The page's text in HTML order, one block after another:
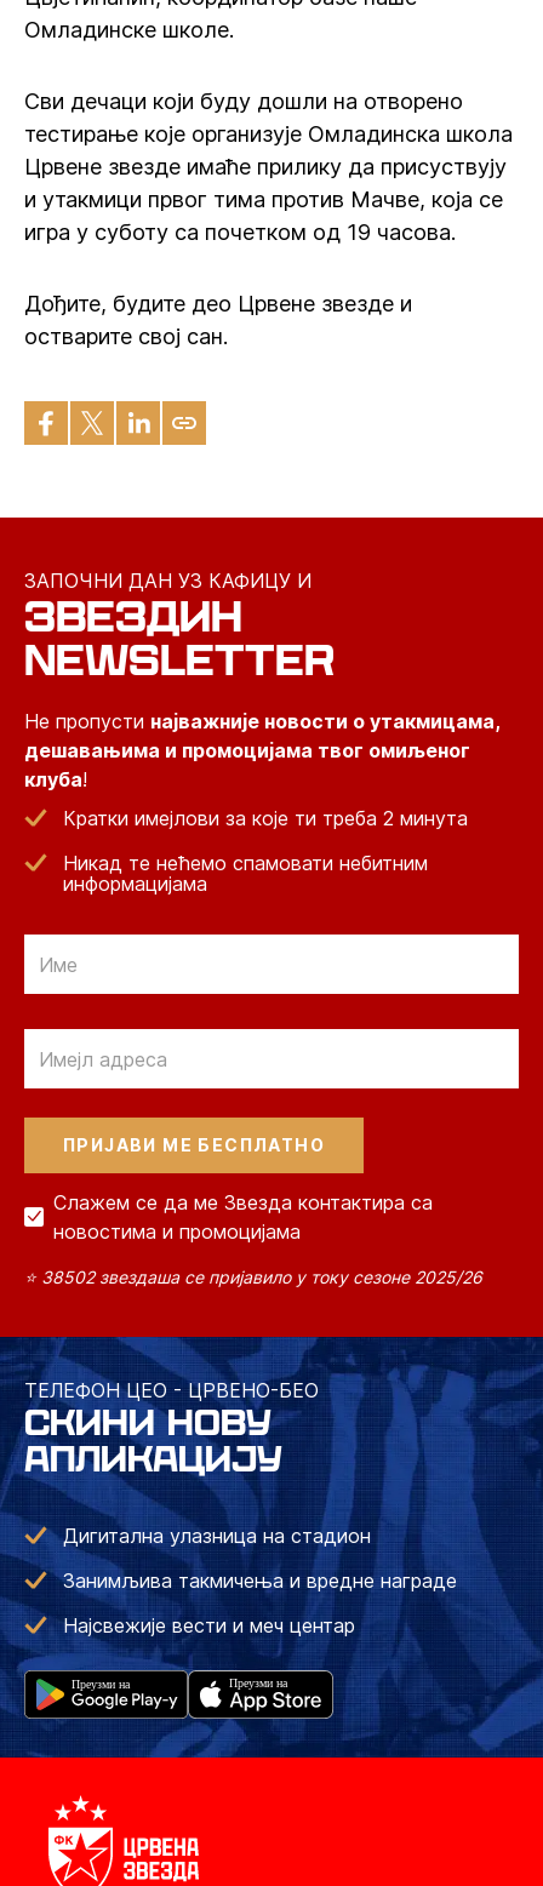
Омладинске школе.
Сви дечаци који буду дошли на отворено
тестирање које организује Омладинска школа
Црвене звезде имаће прилику да присуствују
и утакмици првог тима против Мачве, која се
игра у суботу са почетком од 19 часова.
Дођите, будите део Црвене звезде и
остварите свој сан.
ЗАПОЧНИ ДАН УЗ КАФИЦУ И
ЗВЕЗДИН
NEWSLETTER
Не пропусти најважније новости о утакмицама,
дешавањима и промоцијама твог омиљеног
клуба!
Кратки имејлови за које ти треба 2 минута
Никад те нећемо спамовати небитним
информацијама
Слажем се да ме Звезда контактира са
новостима и промоцијама
⭐ 38502 звездаша се пријавило у току сезоне 2025/26
ТЕЛЕФОН ЦЕО - ЦРВЕНО-БЕО
СКИНИ НОВУ
АПЛИКАЦИЈУ
Дигитална улазница на стадион
Занимљива такмичења и вредне награде
Најсвежије вести и меч центар